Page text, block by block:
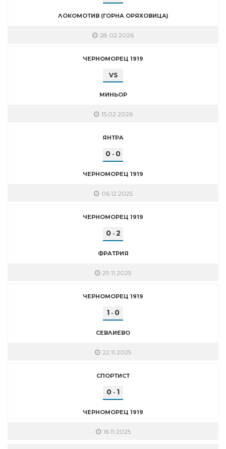
ЛОКОМОТИВ (ГОРНА ОРЯХОВИЦА)
28.02.2026
ЧЕРНОМОРЕЦ 1919
VS
МИНЬОР
15.02.2026
ЯНТРА
0 - 0
ЧЕРНОМОРЕЦ 1919
06.12.2025
ЧЕРНОМОРЕЦ 1919
0- 2
ФРАТРИЯ
29.11.2025
ЧЕРНОМОРЕЦ 1919
1 - 0
СЕВЛИЕВО
22.11.2025
СПОРТИСТ
0 - 1
ЧЕРНОМОРЕЦ 1919
16.11.2025